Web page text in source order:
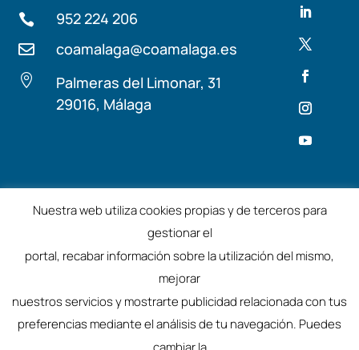
 952 224 206
 coamalaga@coamalaga.es

Palmeras del Limonar, 31
29016, Málaga
Términos y condiciones
©2025 – Colegio de Arquitectos de Málaga
Nuestra web utiliza cookies propias y de terceros para
gestionar el
portal, recabar información sobre la utilización del mismo,
mejorar
nuestros servicios y mostrarte publicidad relacionada con tus
preferencias mediante el análisis de tu navegación. Puedes